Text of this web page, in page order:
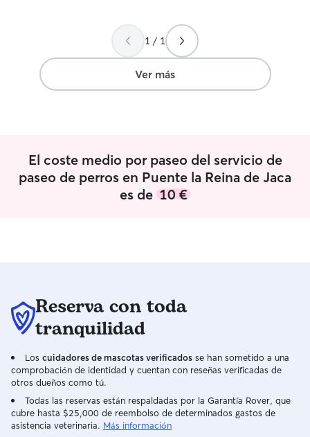
1 / 1
Ver más
El coste medio por paseo del servicio de
paseo de perros en Puente la Reina de Jaca
es de 10 €
Reserva con toda
tranquilidad
Los cuidadores de mascotas verificados se han sometido a una
comprobación de identidad y cuentan con reseñas verificadas de
otros dueños como tú.
Todas las reservas están respaldadas por la Garantía Rover, que
cubre hasta $25,000 de reembolso de determinados gastos de
asistencia veterinaria. Más información